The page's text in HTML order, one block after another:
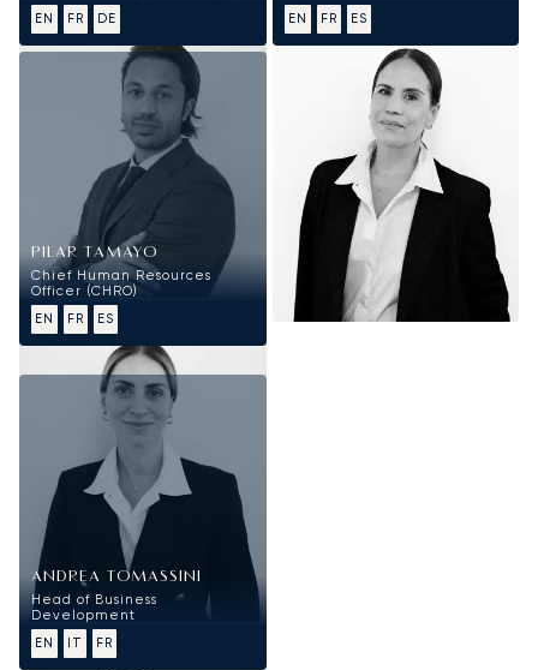
EN FR DE
EN
FR ES
PILAR TAMAYO
Chief Human Resources
Officer (CHRO)
EN
FR ES
Fejlesztés
ANDREA TOMASSINI
Head of Business
Development
EN
IT FR